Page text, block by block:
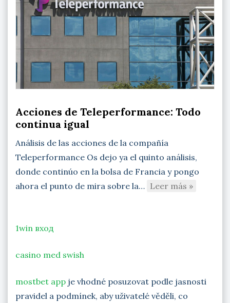
Acciones de Teleperformance: Todo
continua igual
Análisis de las acciones de la compañía
Teleperformance Os dejo ya el quinto análisis,
donde continúo en la bolsa de Francia y pongo
ahora el punto de mira sobre la… Leer más »
1win вход
casino med swish
mostbet app je vhodné posuzovat podle jasnosti
pravidel a podmínek, aby uživatelé věděli, co